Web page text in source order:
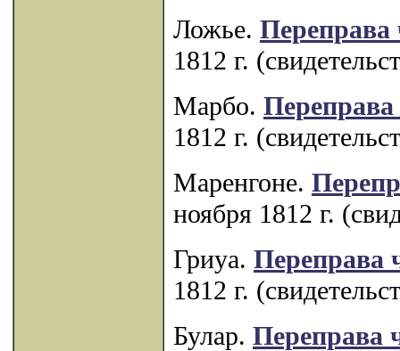
Ложье. Переправа
1812 г.
Марбо. Переправа
1812 г.
Маренгоне.
ноября 1812 г.
Гриуа. Переправа
1812 г.
Булар. Переправа